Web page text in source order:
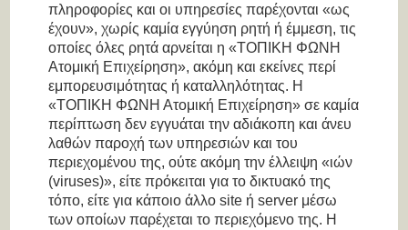
πληροφορίες και οι υπηρεσίες παρέχονται «ως
έχουν», χωρίς καμία εγγύηση ρητή ή έμμεση, τις
οποίες όλες ρητά αρνείται η «ΤΟΠΙΚΗ ΦΩΝΗ
Ατομική Επιχείρηση», ακόμη και εκείνες περί
εμπορευσιμότητας ή καταλληλότητας. Η
«ΤΟΠΙΚΗ ΦΩΝΗ Ατομική Επιχείρηση» σε καμία
περίπτωση δεν εγγυάται την αδιάκοπη και άνευ
λαθών παροχή των υπηρεσιών και του
περιεχομένου της, ούτε ακόμη την έλλειψη «ιών
(viruses)», είτε πρόκειται για το δικτυακό της
τόπο, είτε για κάποιο άλλο site ή server μέσω
των οποίων παρέχεται το περιεχόμενο της. Η